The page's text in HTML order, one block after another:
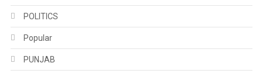
POLITICS
Popular
PUNJAB